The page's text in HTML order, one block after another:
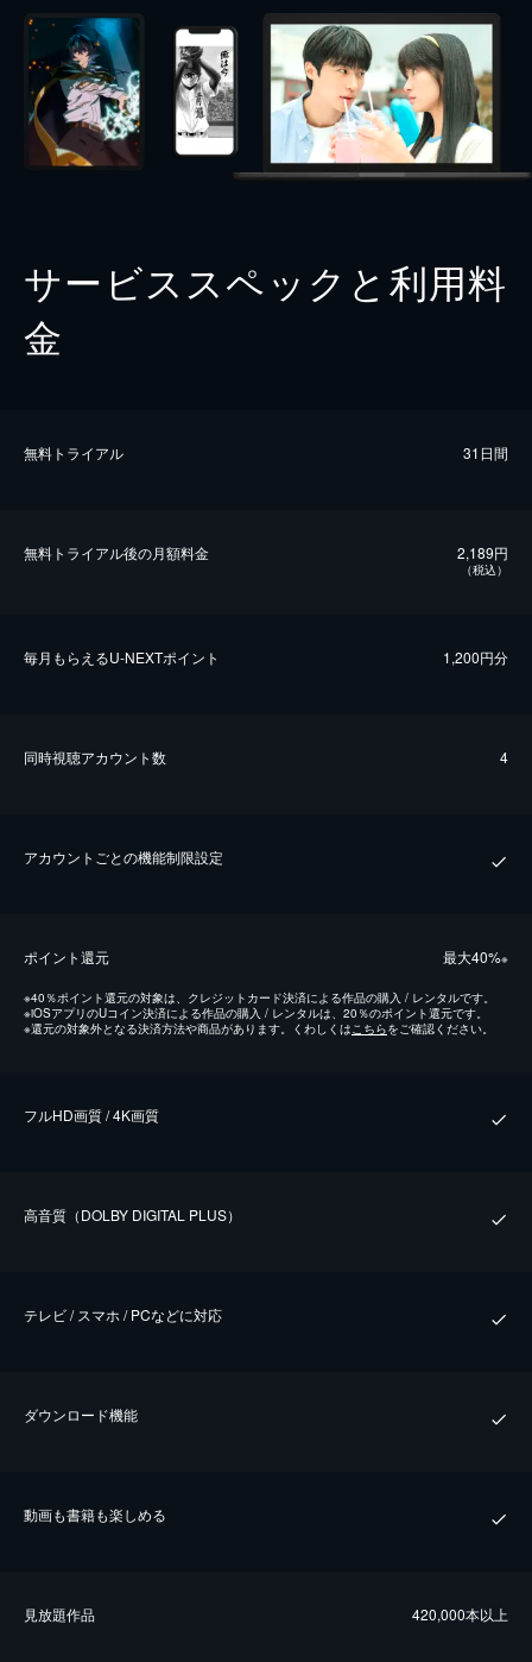
サービススペックと利用料
金
無料トライアル 31日間
無料トライアル後の⽉額料金 2,189円
（税込）
毎⽉もらえるU-NEXTポイント 1,200円分
同時視聴アカウント数 4
アカウントごとの機能制限設定
ポイント還元 最⼤40%※
※40％ポイント還元の対象は、クレジットカード決済による作品の購入 / レンタルです。
※iOSアプリのUコイン決済による作品の購入 / レンタルは、20％のポイント還元です。
※還元の対象外となる決済方法や商品があります。くわしくはこちらをご確認ください。
フルHD画質 / 4K画質
⾼⾳質（DOLBY DIGITAL PLUS）
テレビ / スマホ / PCなどに対応
ダウンロード機能
動画も書籍も楽しめる
⾒放題作品 420,000本以上